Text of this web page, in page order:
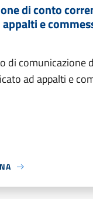
di conto
e
di comunicazione
ad appalti e